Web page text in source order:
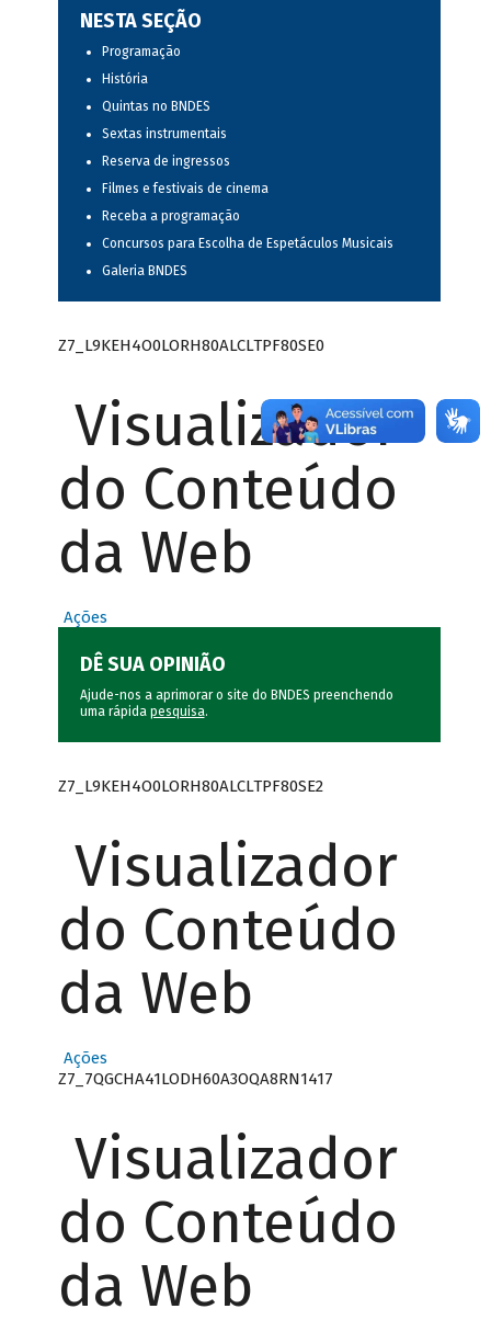
NESTA SEÇÃO
Programação
História
Quintas no BNDES
Sextas instrumentais
Reserva de ingressos
Filmes e festivais de cinema
Receba a programação
Concursos para Escolha de Espetáculos Musicais
Galeria BNDES
Z7_L9KEH4O0LORH80ALCLTPF80SE0
Visualizador
do Conteúdo
da Web
Ações
DÊ SUA OPINIÃO
Ajude-nos a aprimorar o site do BNDES preenchendo
uma rápida pesquisa.
Z7_L9KEH4O0LORH80ALCLTPF80SE2
Visualizador
do Conteúdo
da Web
Ações
Z7_7QGCHA41LODH60A3OQA8RN1417
Visualizador
do Conteúdo
da Web